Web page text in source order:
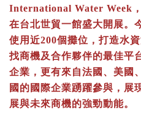
International Water Week
在台北世貿一館盛大開展。
使用近200個攤位，打造水
找商機及合作夥伴的最佳平
企業，更有來自法國、美國
國的國際企業踴躍參與，展
展與未來商機的強勁動能。